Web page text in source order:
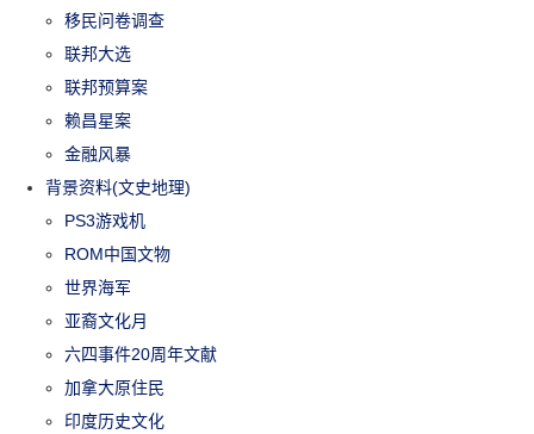
移民问卷调查
联邦大选
联邦预算案
赖昌星案
金融风暴
背景资料(文史地理)
PS3游戏机
ROM中国文物
世界海军
亚裔文化月
六四事件20周年文献
加拿大原住民
印度历史文化